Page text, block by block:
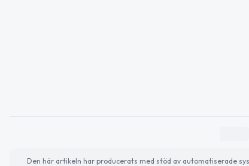
Den här artikeln har producerats med stöd av automatiserade